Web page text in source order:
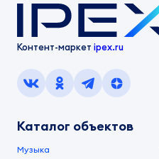
Контент-маркет ipex.ru
Каталог объектов
Музыка